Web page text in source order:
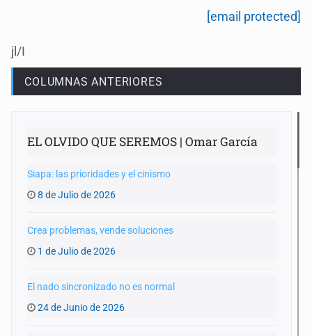
[email protected]
jl/I
COLUMNAS ANTERIORES
EL OLVIDO QUE SEREMOS | Omar García
Siapa: las prioridades y el cinismo
8 de Julio de 2026
Crea problemas, vende soluciones
1 de Julio de 2026
El nado sincronizado no es normal
24 de Junio de 2026